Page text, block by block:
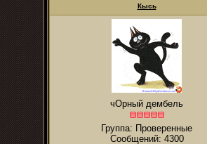
Кысь
чОрный дембель
Группа: Проверенные
Сообщений: 4300